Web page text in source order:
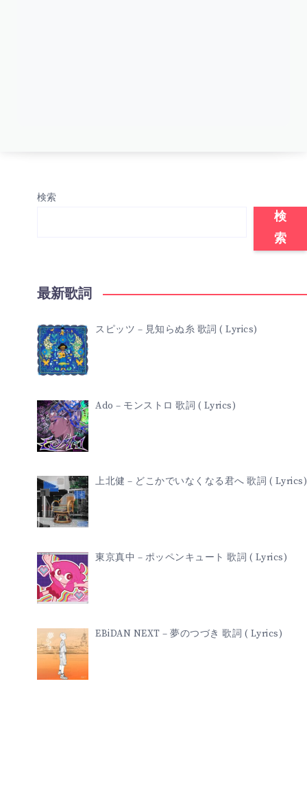
検索
検
索
最新歌詞
スピッツ – 見知らぬ糸 歌詞 ( Lyrics)
Ado – モンストロ 歌詞 ( Lyrics)
上北健 – どこかでいなくなる君へ 歌詞 ( Lyrics)
東京真中 – ポッペンキュート 歌詞 ( Lyrics)
EBiDAN NEXT – 夢のつづき 歌詞 ( Lyrics)